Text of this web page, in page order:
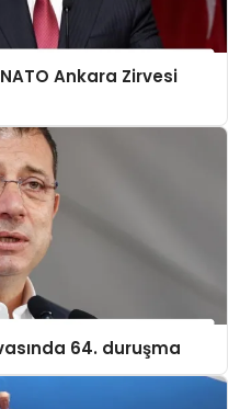
Ankara Zirvesi
64. duruşma